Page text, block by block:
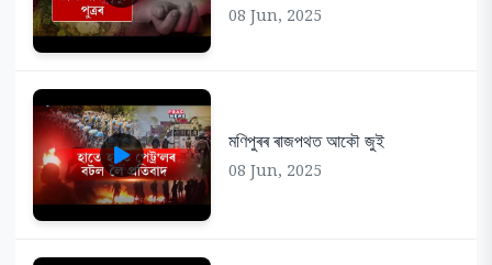
08 Jun, 2025
মণিপুৰৰ ৰাজপথত আকৌ জুই
08 Jun, 2025